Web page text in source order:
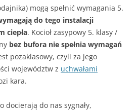
mogą spełnić wymagania 5.
do tego instalacji
ciepła. Kocioł zasypowy 5. klasy /
bez bufora nie spełnia wymagań
pozaklasowy, czyli za jego
województw z uchwałami
kara.
docierają do nas sygnały,